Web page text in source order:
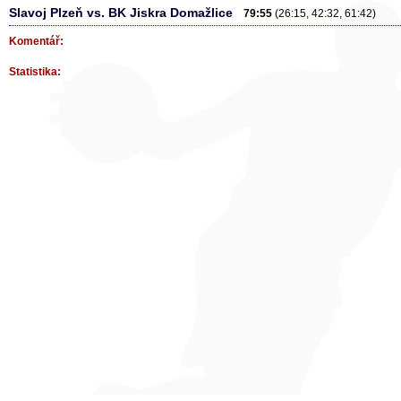
Slavoj Plzeň vs. BK Jiskra Domažlice 79:55 (26:15, 42:32, 61:42)
Komentář:
Statistika: